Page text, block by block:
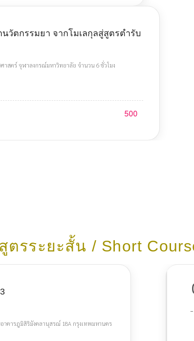
นวัตกรรมยา จากโมเลกุลสู่สูตรตำรับ
สตร์ จุฬาลงกรณ์มหาวิทยาลัย จำนวน 6 ชั่วโมง
500
ตรระยะสั้น / Short
คารภูมิสิริมังคลานุสรณ์ 18A กรุงเทพมหานคร
-